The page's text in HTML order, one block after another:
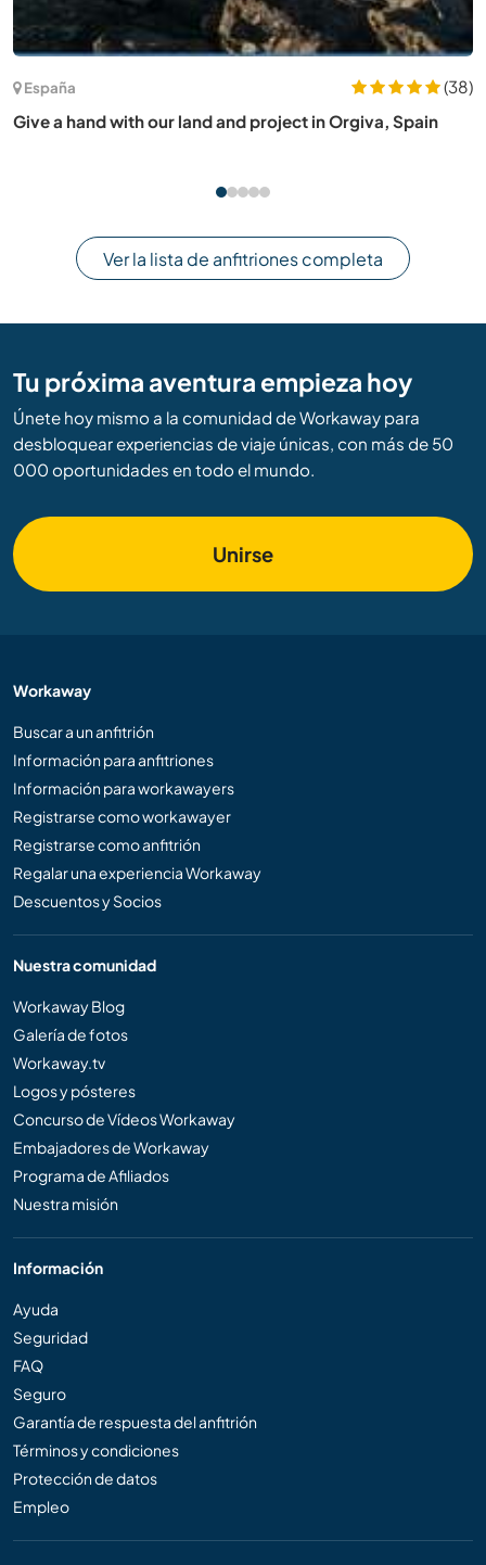
India
(4)
Experience the spiritual and practical life in a beautiful
Ver la lista de anfitriones completa
Tu próxima aventura empieza hoy
Únete hoy mismo a la comunidad de Workaway para
desbloquear experiencias de viaje únicas, con más de 50
000 oportunidades en todo el mundo.
Unirse
Workaway
Buscar a un anfitrión
Información para anfitriones
Información para workawayers
Registrarse como workawayer
Registrarse como anfitrión
Regalar una experiencia Workaway
Descuentos y Socios
Nuestra comunidad
Workaway Blog
Galería de fotos
Workaway.tv
Logos y pósteres
Concurso de Vídeos Workaway
Embajadores de Workaway
Programa de Afiliados
Nuestra misión
Información
Ayuda
Seguridad
FAQ
Seguro
Garantía de respuesta del anfitrión
Términos y condiciones
Protección de datos
Empleo